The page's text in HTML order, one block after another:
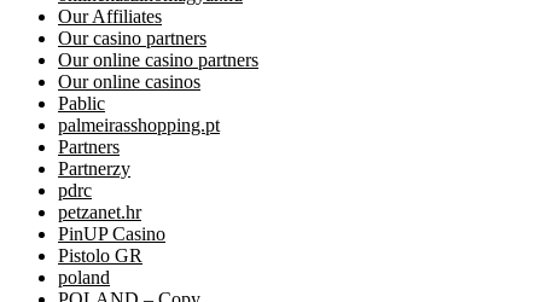
Our Affiliates
Our casino partners
Our online casino partners
Our online casinos
Pablic
palmeirasshopping.pt
Partners
Partnerzy
pdrc
petzanet.hr
PinUP Casino
Pistolo GR
poland